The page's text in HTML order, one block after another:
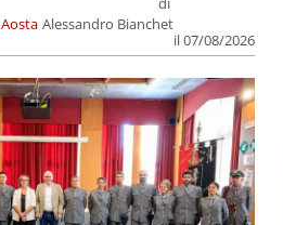
Aosta Alessandro Bianchet
il 07/08/2026